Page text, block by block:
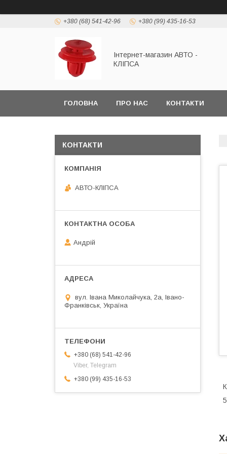
+380 (68) 541-42-96 +380 (99) 435-16-53
Інтернет-магазин АВТО -
КЛІПСА
ГОЛОВНА ПРО НАС КОНТАКТИ
КОНТАКТИ
АВТО-КЛІПСА
Андрій
вул. Івана Миколайчука, 2а, Івано-
Франківськ, Україна
+380 (68) 541-42-96
Viber, Telegram
+380 (99) 435-16-53